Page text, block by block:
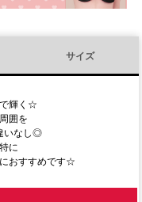
サイズ
輝く☆
囲を
いなし◎
に
おすすめです☆